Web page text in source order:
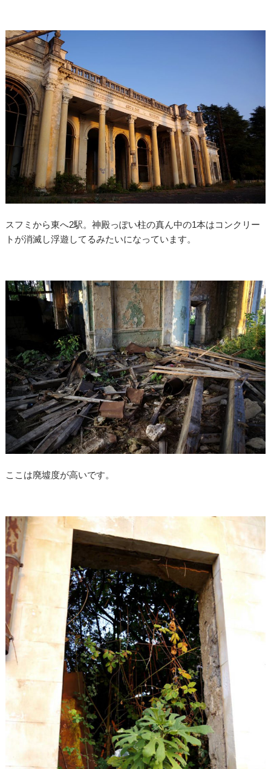
スフミから東へ2駅。神殿っぽい柱の真ん中の1本はコンクリー
トが消滅し浮遊してるみたいになっています。
ここは廃墟度が高いです。